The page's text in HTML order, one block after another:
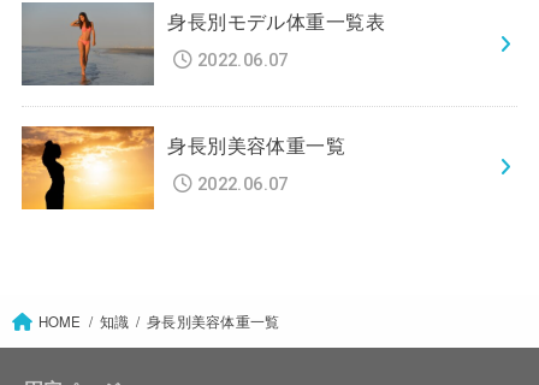
身長別モデル体重一覧表
2022.06.07
身長別美容体重一覧
2022.06.07
HOME 知識 身長別美容体重一覧